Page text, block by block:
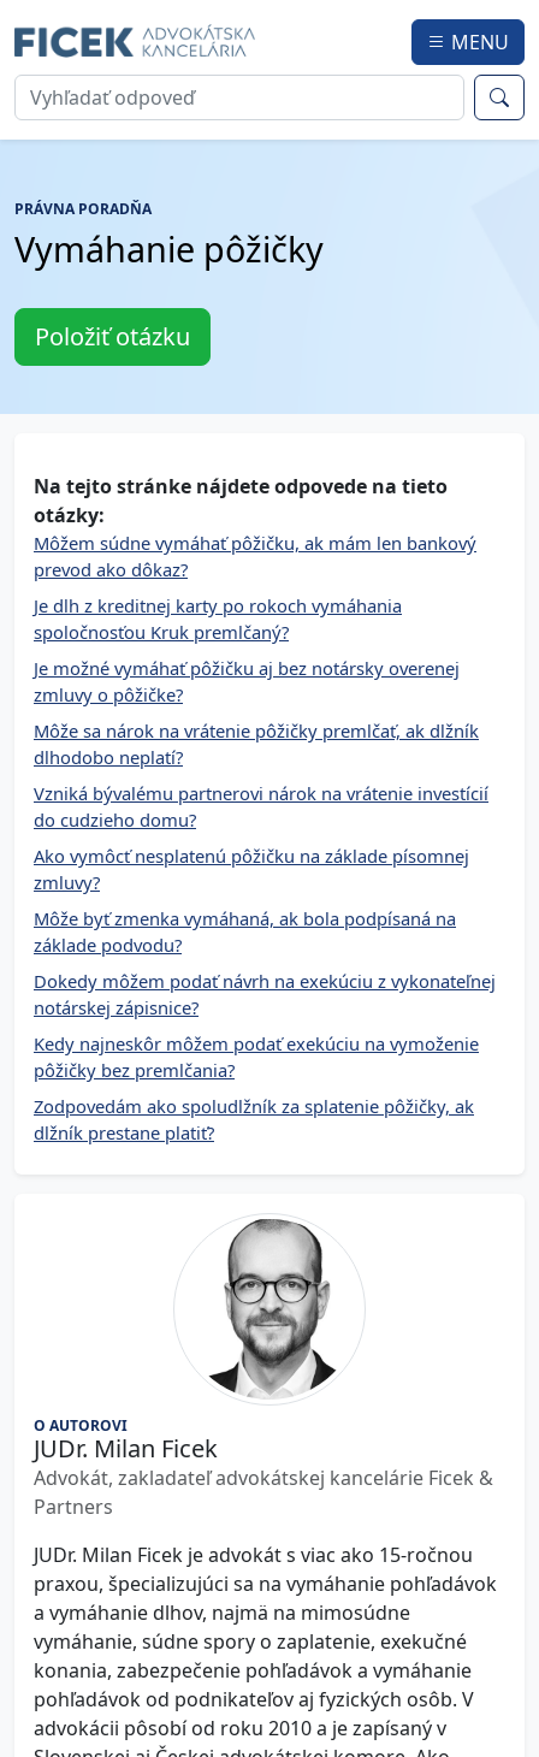
MENU
PRÁVNA PORADŇA
Vymáhanie pôžičky
Položiť otázku
Na tejto stránke nájdete odpovede na tieto
otázky:
Môžem súdne vymáhať pôžičku, ak mám len bankový
prevod ako dôkaz?
Je dlh z kreditnej karty po rokoch vymáhania
spoločnosťou Kruk premlčaný?
Je možné vymáhať pôžičku aj bez notársky overenej
zmluvy o pôžičke?
Môže sa nárok na vrátenie pôžičky premlčať, ak dlžník
dlhodobo neplatí?
Vzniká bývalému partnerovi nárok na vrátenie investícií
do cudzieho domu?
Ako vymôcť nesplatenú pôžičku na základe písomnej
zmluvy?
Môže byť zmenka vymáhaná, ak bola podpísaná na
základe podvodu?
Dokedy môžem podať návrh na exekúciu z vykonateľnej
notárskej zápisnice?
Kedy najneskôr môžem podať exekúciu na vymoženie
pôžičky bez premlčania?
Zodpovedám ako spoludlžník za splatenie pôžičky, ak
dlžník prestane platiť?
O AUTOROVI
JUDr. Milan Ficek
Advokát, zakladateľ advokátskej kancelárie Ficek &
Partners
JUDr. Milan Ficek je advokát s viac ako 15-ročnou
praxou, špecializujúci sa na vymáhanie pohľadávok
a vymáhanie dlhov, najmä na mimosúdne
vymáhanie, súdne spory o zaplatenie, exekučné
konania, zabezpečenie pohľadávok a vymáhanie
pohľadávok od podnikateľov aj fyzických osôb. V
advokácii pôsobí od roku 2010 a je zapísaný v